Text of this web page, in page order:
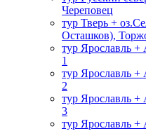
Череповец
тур Тверь +
Осташков),
тур Ярославль +
1
тур Ярославль +
2
тур Ярославль +
3
тур Ярославль +